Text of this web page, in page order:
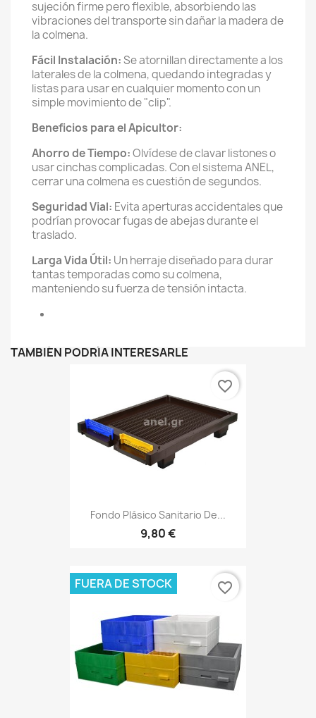
sujeción firme pero flexible, absorbiendo las
vibraciones del transporte sin dañar la madera de
la colmena.
Fácil Instalación:Se atornillan directamente a los
laterales de la colmena, quedando integradas y
listas para usar en cualquier momento con un
simple movimiento de "clip".
Beneficios para el Apicultor:
Ahorro de Tiempo:Olvídese de clavar listones o
usar cinchas complicadas. Con el sistema ANEL,
cerrar una colmena es cuestión de segundos.
Seguridad Vial: Evita aperturas accidentales que
podrían provocar fugas de abejas durante el
traslado.
Larga Vida Útil: Un herraje diseñado para durar
tantas temporadas como su colmena,
manteniendo su fuerza de tensión intacta.
TAMBIÉN PODRÍA INTERESARLE
Fondo Plásico Sanitario De...
9,80 €
favorite_border
FUERA DE STOCK favorite_border